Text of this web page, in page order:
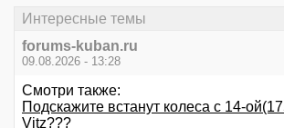
Интересные темы
forums-kuban.ru
09.08.2026 - 13:28
Смотри также:
Подскажите встанут колеса с 14-
Vitz???